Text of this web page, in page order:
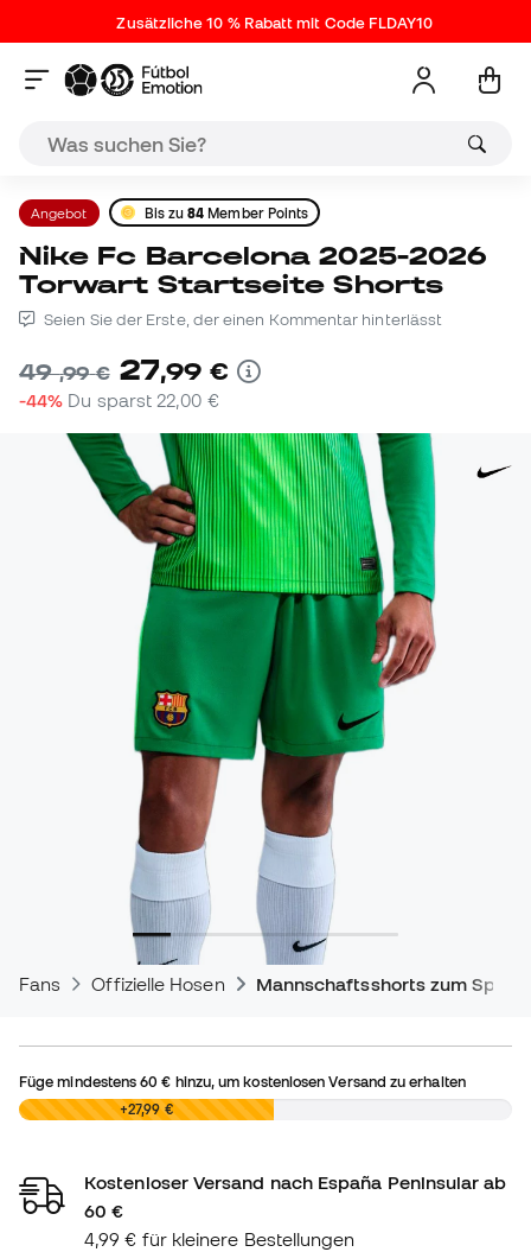
Zusätzliche 10 % Rabatt mit Code FLDAY10
Angebot Bis zu84 Member Points
Nike Fc Barcelona 2025-2026
Torwart Startseite Shorts
Seien Sie der Erste, der einen Kommentar hinterlässt
49,99 € 27,99 €
-44% Du sparst 22,00 €
Fans Offizielle Hosen Mannschaftsshorts zum
Füge mindestens60 € hinzu, um kostenlosen Versand zu erhalten
0,00 € +27,99 €
Kostenloser Versand nach España Peninsular ab
60 €
4,99 € für kleinere Bestellungen